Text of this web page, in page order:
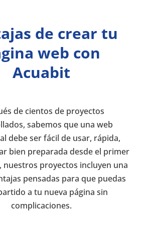
de crear tu
web con
Acuabit
de cientos de proyectos
sabemos que una web
debe ser fácil de usar, rápida,
bien preparada desde el primer
nuestros proyectos incluyen una
pensadas para que puedas
a tu nueva página sin
complicaciones.